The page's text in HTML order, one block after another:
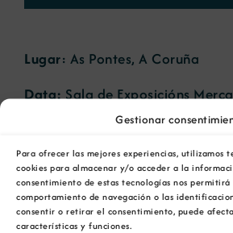
Gestionar
Para ofrecer las mejores experiencias, utilizamos
cookies para almacenar y/o acceder a la
consentimiento de estas tecnologías nos permitirá
comportamiento de navegación o las
consentir o retirar el consentimiento, puede
características y funciones.
Lugar: As Pontes, A Coruña
Data:Sala de Exposicións
Fecha:07.01.2008
Organiza: COMG
Descrición:Exposición das